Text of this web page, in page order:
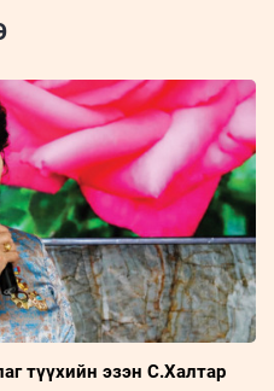
түүхийн эзэн С.Халтар